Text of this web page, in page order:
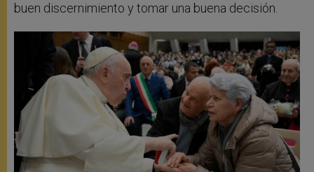
buen discernimiento y tomar una buena decisión.